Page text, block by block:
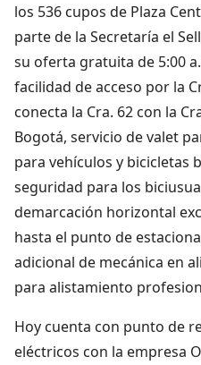
los 536 cupos de Plaza
parte de la Secretaría el
su oferta gratuita de 5:00
facilidad de acceso por la
conecta la Cra. 62 con la
Bogotá, servicio de valet
para vehículos y bicicletas
seguridad para los
demarcación horizontal
hasta el punto de
adicional de mecánica en
para alistamiento
Hoy cuenta con punto de
eléctricos con la empresa